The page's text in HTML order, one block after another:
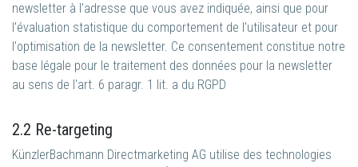
newsletter à l'adresse que vous avez indiquée, ainsi que pour
l'évaluation statistique du comportement de l'utilisateur et pour
l'optimisation de la newsletter. Ce consentement constitue notre
base légale pour le traitement des données pour la newsletter
au sens de l'art. 6 paragr. 1 lit. a du RGPD
2.2 Re-targeting
KünzlerBachmann Directmarketing AG utilise des technologies